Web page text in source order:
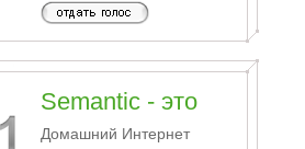
Semantic - это
Домашний Интернет